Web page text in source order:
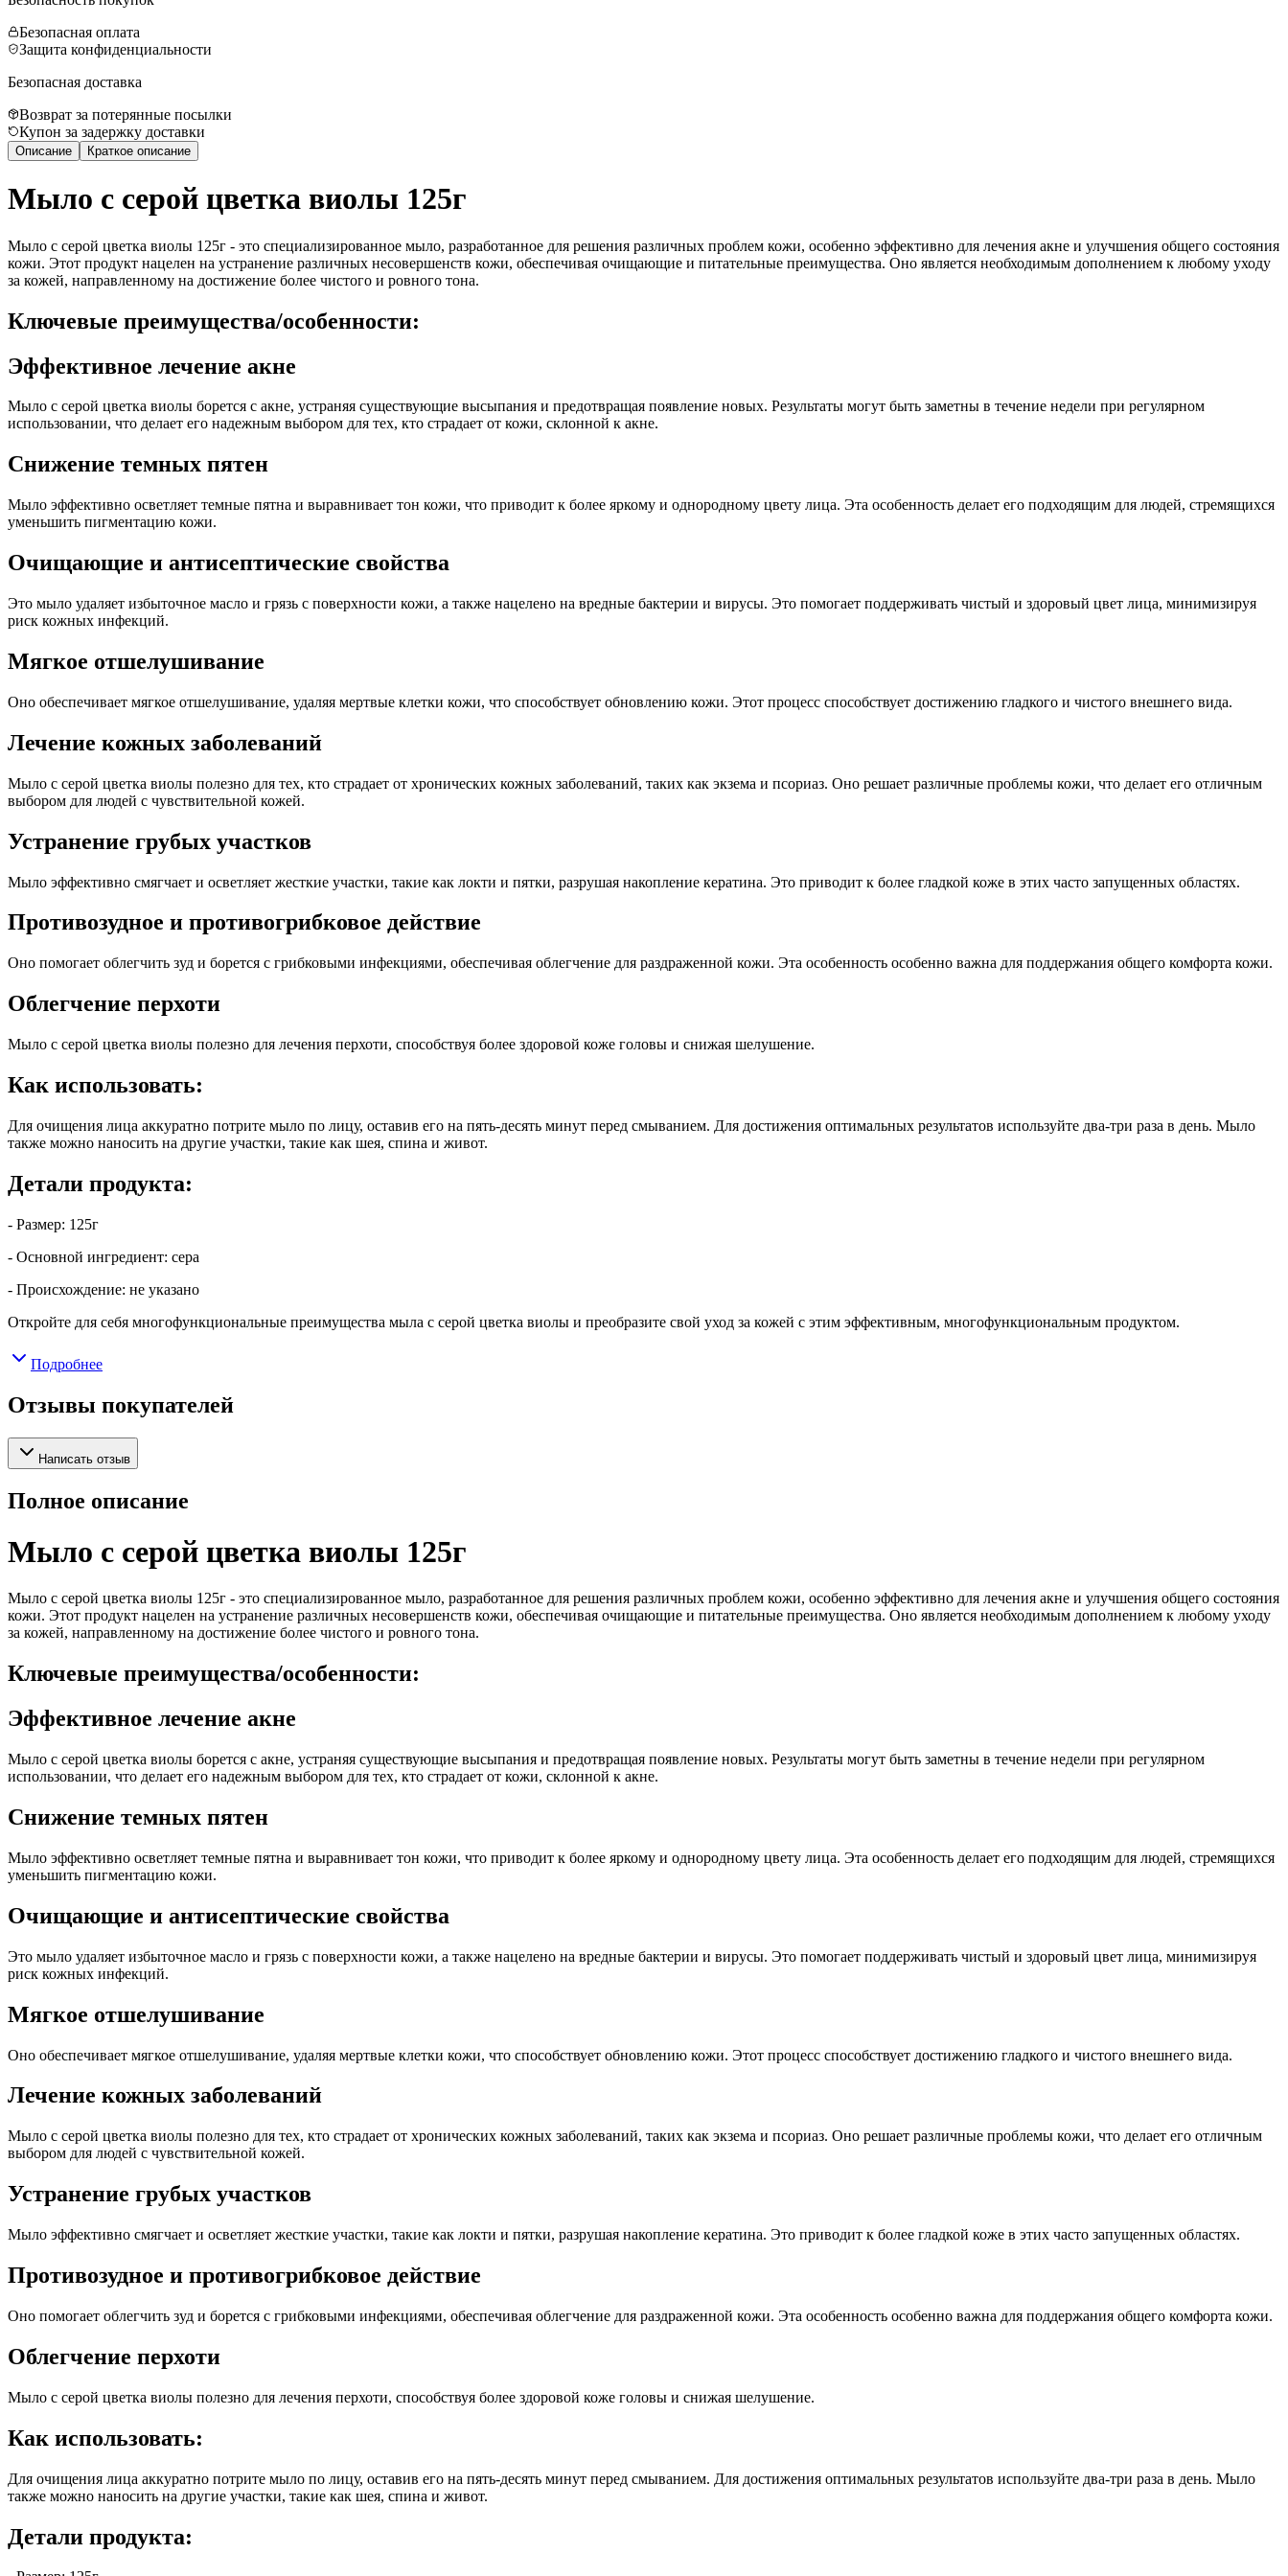
Безопасная оплата
Защита конфиденциальности
Безопасная доставка
Возврат за потерянные посылки
Купон за задержку доставки
Описание Краткое описание
Мыло с серой цветка виолы 125г
Мыло с серой цветка виолы 125г - это специализированное мыло, разработанное для решения различных проблем кожи, особенно эффективно для лечения акне и улучшения общего состояния
кожи. Этот продукт нацелен на устранение различных несовершенств кожи, обеспечивая очищающие и питательные преимущества. Оно является необходимым дополнением к любому уходу
за кожей, направленному на достижение более чистого и ровного тона.
Ключевые преимущества/особенности:
Эффективное лечение акне
Мыло с серой цветка виолы борется с акне, устраняя существующие высыпания и предотвращая появление новых. Результаты могут быть заметны в течение недели при регулярном
использовании, что делает его надежным выбором для тех, кто страдает от кожи, склонной к акне.
Снижение темных пятен
Мыло эффективно осветляет темные пятна и выравнивает тон кожи, что приводит к более яркому и однородному цвету лица. Эта особенность делает его подходящим для людей, стремящихся
уменьшить пигментацию кожи.
Очищающие и антисептические свойства
Это мыло удаляет избыточное масло и грязь с поверхности кожи, а также нацелено на вредные бактерии и вирусы. Это помогает поддерживать чистый и здоровый цвет лица, минимизируя
риск кожных инфекций.
Мягкое отшелушивание
Оно обеспечивает мягкое отшелушивание, удаляя мертвые клетки кожи, что способствует обновлению кожи. Этот процесс способствует достижению гладкого и чистого внешнего вида.
Лечение кожных заболеваний
Мыло с серой цветка виолы полезно для тех, кто страдает от хронических кожных заболеваний, таких как экзема и псориаз. Оно решает различные проблемы кожи, что делает его отличным
выбором для людей с чувствительной кожей.
Устранение грубых участков
Мыло эффективно смягчает и осветляет жесткие участки, такие как локти и пятки, разрушая накопление кератина. Это приводит к более гладкой коже в этих часто запущенных областях.
Противозудное и противогрибковое действие
Оно помогает облегчить зуд и борется с грибковыми инфекциями, обеспечивая облегчение для раздраженной кожи. Эта особенность особенно важна для поддержания общего комфорта кожи.
Облегчение перхоти
Мыло с серой цветка виолы полезно для лечения перхоти, способствуя более здоровой коже головы и снижая шелушение.
Как использовать:
Для очищения лица аккуратно потрите мыло по лицу, оставив его на пять-десять минут перед смыванием. Для достижения оптимальных результатов используйте два-три раза в день. Мыло
также можно наносить на другие участки, такие как шея, спина и живот.
Детали продукта:
- Размер: 125г
- Основной ингредиент: сера
- Происхождение: не указано
Откройте для себя многофункциональные преимущества мыла с серой цветка виолы и преобразите свой уход за кожей с этим эффективным, многофункциональным продуктом.
Подробнее
Отзывы покупателей
Написать отзыв
Полное описание
Мыло с серой цветка виолы 125г
Мыло с серой цветка виолы 125г - это специализированное мыло, разработанное для решения различных проблем кожи, особенно эффективно для лечения акне и улучшения общего состояния
кожи. Этот продукт нацелен на устранение различных несовершенств кожи, обеспечивая очищающие и питательные преимущества. Оно является необходимым дополнением к любому уходу
за кожей, направленному на достижение более чистого и ровного тона.
Ключевые преимущества/особенности:
Эффективное лечение акне
Мыло с серой цветка виолы борется с акне, устраняя существующие высыпания и предотвращая появление новых. Результаты могут быть заметны в течение недели при регулярном
использовании, что делает его надежным выбором для тех, кто страдает от кожи, склонной к акне.
Снижение темных пятен
Мыло эффективно осветляет темные пятна и выравнивает тон кожи, что приводит к более яркому и однородному цвету лица. Эта особенность делает его подходящим для людей, стремящихся
уменьшить пигментацию кожи.
Очищающие и антисептические свойства
Это мыло удаляет избыточное масло и грязь с поверхности кожи, а также нацелено на вредные бактерии и вирусы. Это помогает поддерживать чистый и здоровый цвет лица, минимизируя
риск кожных инфекций.
Мягкое отшелушивание
Оно обеспечивает мягкое отшелушивание, удаляя мертвые клетки кожи, что способствует обновлению кожи. Этот процесс способствует достижению гладкого и чистого внешнего вида.
Лечение кожных заболеваний
Мыло с серой цветка виолы полезно для тех, кто страдает от хронических кожных заболеваний, таких как экзема и псориаз. Оно решает различные проблемы кожи, что делает его отличным
выбором для людей с чувствительной кожей.
Устранение грубых участков
Мыло эффективно смягчает и осветляет жесткие участки, такие как локти и пятки, разрушая накопление кератина. Это приводит к более гладкой коже в этих часто запущенных областях.
Противозудное и противогрибковое действие
Оно помогает облегчить зуд и борется с грибковыми инфекциями, обеспечивая облегчение для раздраженной кожи. Эта особенность особенно важна для поддержания общего комфорта кожи.
Облегчение перхоти
Мыло с серой цветка виолы полезно для лечения перхоти, способствуя более здоровой коже головы и снижая шелушение.
Как использовать:
Для очищения лица аккуратно потрите мыло по лицу, оставив его на пять-десять минут перед смыванием. Для достижения оптимальных результатов используйте два-три раза в день. Мыло
также можно наносить на другие участки, такие как шея, спина и живот.
Детали продукта: